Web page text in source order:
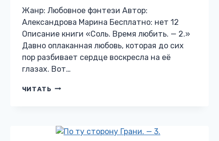
Жанр: Любовное фэнтези Автор:
Александрова Марина Бесплатно: нет 12
Описание книги «Соль. Время любить. — 2.»
Давно оплаканная любовь, которая до сих
пор разбивает сердце воскресла на её
глазах. Вот…
ЧИТАТЬ СОЛЬ.
2.